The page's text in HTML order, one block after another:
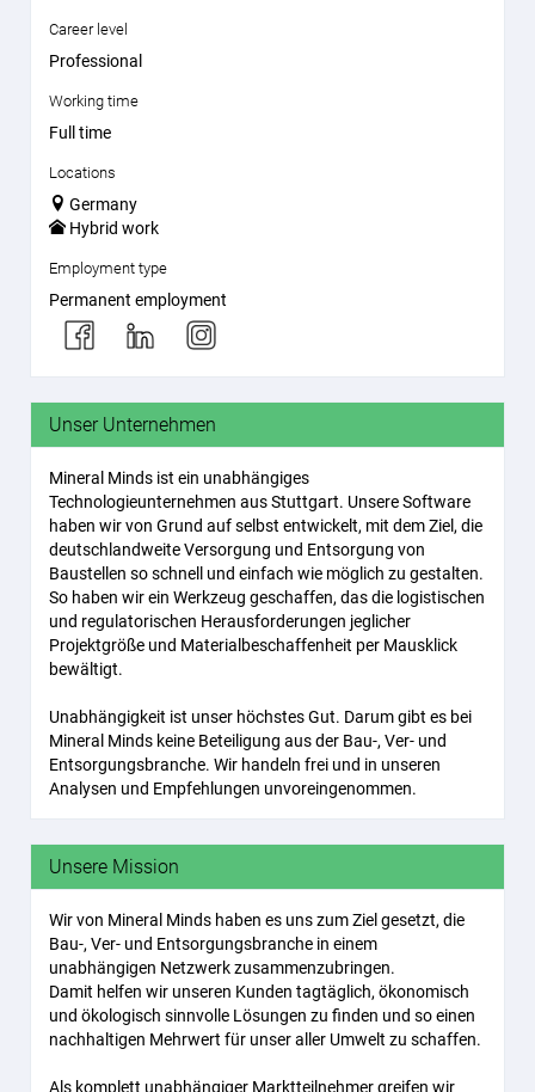
Career level
Professional
Working time
Full time
Locations
Germany
Hybrid work
Employment type
Permanent employment
Unser Unternehmen
Mineral Minds ist ein unabhängiges
Technologieunternehmen aus Stuttgart. Unsere Software
haben wir von Grund auf selbst entwickelt, mit dem Ziel, die
deutschlandweite Versorgung und Entsorgung von
Baustellen so schnell und einfach wie möglich zu gestalten.
So haben wir ein Werkzeug geschaffen, das die logistischen
und regulatorischen Herausforderungen jeglicher
Projektgröße und Materialbeschaffenheit per Mausklick
bewältigt.
Unabhängigkeit ist unser höchstes Gut. Darum gibt es bei
Mineral Minds keine Beteiligung aus der Bau-, Ver- und
Entsorgungsbranche. Wir handeln frei und in unseren
Analysen und Empfehlungen unvoreingenommen.
Unsere Mission
Wir von Mineral Minds haben es uns zum Ziel gesetzt, die
Bau-, Ver- und Entsorgungsbranche in einem
unabhängigen Netzwerk zusammenzubringen.
Damit helfen wir unseren Kunden tagtäglich, ökonomisch
und ökologisch sinnvolle Lösungen zu finden und so einen
nachhaltigen Mehrwert für unser aller Umwelt zu schaffen.
Als komplett unabhängiger Marktteilnehmer greifen wir